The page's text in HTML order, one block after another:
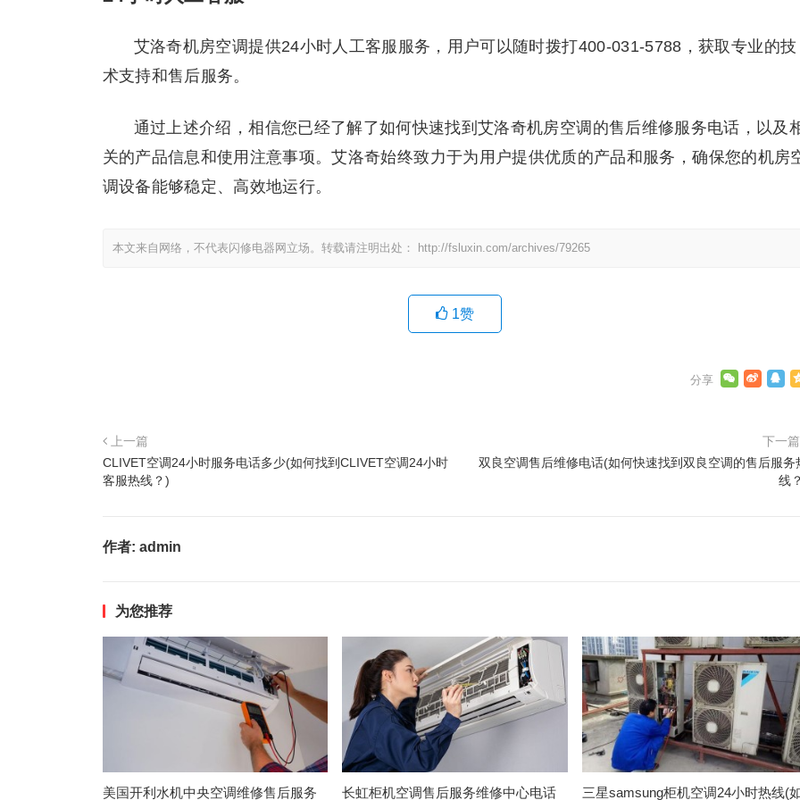
艾洛奇机房空调提供24小时人工客服服务，用户可以随时拨打400-031-5788，获取专业的技
术支持和售后服务。
通过上述介绍，相信您已经了解了如何快速找到艾洛奇机房空调的售后维修服务电话，以及
关的产品信息和使用注意事项。艾洛奇始终致力于为用户提供优质的产品和服务，确保您的机房
调设备能够稳定、高效地运行。
本文来自网络，不代表闪修电器网立场。转载请注明出处： http://fsluxin.com/archives/79265
1赞
上一篇
CLIVET空调24小时服务电话多少(如何找到CLIVET空调24小时
客服热线？)
下一
双良空调售后维修电话(如何快速找到双良空调的售后服务
线
作者: admin
为您推荐
美国开利水机中央空调维修售后服务 长虹柜机空调售后服务维修中心电话 三星samsung柜机空调24小时热线(